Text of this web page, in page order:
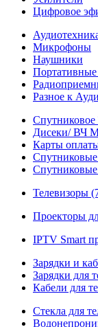
Цифровое
Микрофоны
Наушники
Портативные
Разное к
Дисеки/ ВЧ
Карты
Телевизоры
Проекторы
IPTV Smart
Зарядки и
Зарядки для
Кабели для
Стекла для